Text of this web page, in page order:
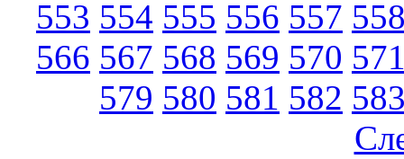
553 554 555 556 557
566 567 568 569 570
579 580 581 582